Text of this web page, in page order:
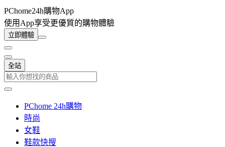
PChome24h購物App
使用App享受更優質的購物體驗
立即體驗
全站
PChome 24h購物
時尚
女鞋
鞋款快搜